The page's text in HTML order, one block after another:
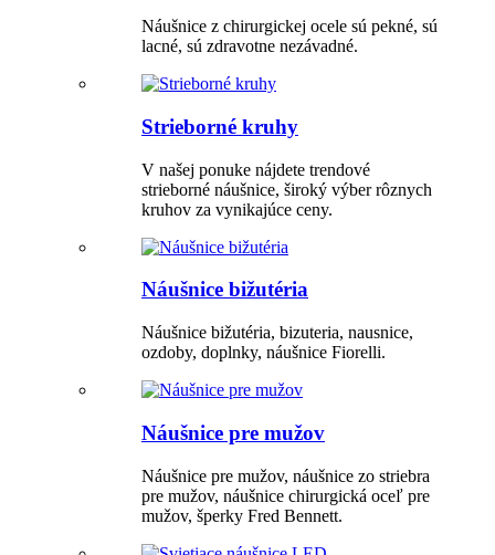
Náušnice z chirurgickej ocele sú pekné, sú
lacné, sú zdravotne nezávadné.
Strieborné kruhy
V našej ponuke nájdete trendové
strieborné náušnice, široký výber rôznych
kruhov za vynikajúce ceny.
Náušnice bižutéria
Náušnice bižutéria, bizuteria, nausnice,
ozdoby, doplnky, náušnice Fiorelli.
Náušnice pre mužov
Náušnice pre mužov, náušnice zo striebra
pre mužov, náušnice chirurgická oceľ pre
mužov, šperky Fred Bennett.